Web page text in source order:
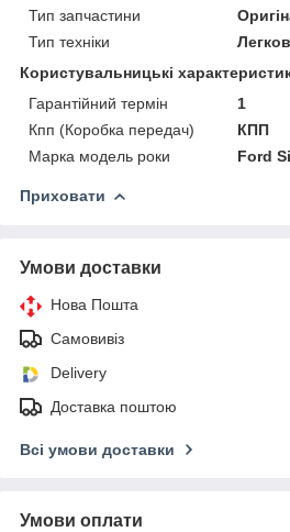
Тип запчастини
Тип техніки
Користувальницькі
Гарантійний термін
1
Кпп (Коробка передач)
КПП
Марка модель роки
Ford
Приховати
Умови доставки
Нова Пошта
Самовивіз
Delivery
Доставка поштою
Всі умови доставки
Умови оплати